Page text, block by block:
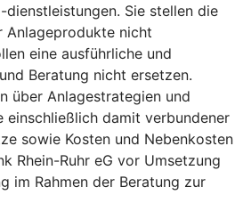
dienstleistungen. Sie stellen die
Anlageprodukte nicht
eine ausführliche und
Beratung nicht ersetzen.
über Anlagestrategien und
einschließlich damit verbundener
sowie Kosten und Nebenkosten
Rhein-Ruhr eG vor Umsetzung
im Rahmen der Beratung zur